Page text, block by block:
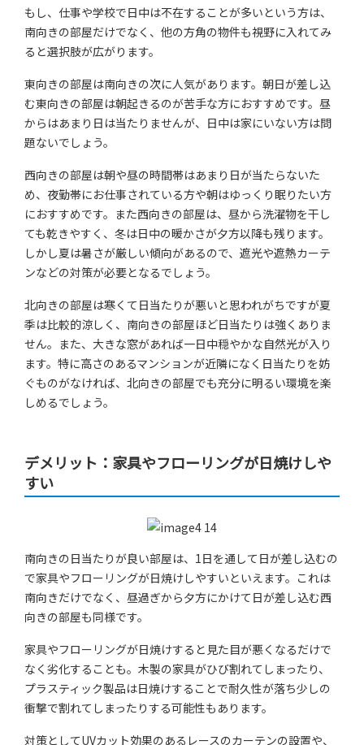
もし、仕事や学校で日中は不在することが多いという方は、
南向きの部屋だけでなく、他の方角の物件も視野に入れてみ
ると選択肢が広がります。
東向きの部屋は南向きの次に人気があります。朝日が差し込
む東向きの部屋は朝起きるのが苦手な方におすすめです。昼
からはあまり日は当たりませんが、日中は家にいない方は問
題ないでしょう。
西向きの部屋は朝や昼の時間帯はあまり日が当たらないた
め、夜勤帯にお仕事されている方や朝はゆっくり眠りたい方
におすすめです。また西向きの部屋は、昼から洗濯物を干し
ても乾きやすく、冬は日中の暖かさが夕方以降も残ります。
しかし夏は暑さが厳しい傾向があるので、遮光や遮熱カーテ
ンなどの対策が必要となるでしょう。
北向きの部屋は寒くて日当たりが悪いと思われがちですが夏
季は比較的涼しく、南向きの部屋ほど日当たりは強くありま
せん。また、大きな窓があれば一日中穏やかな自然光が入り
ます。特に高さのあるマンションが近隣になく日当たりを妨
ぐものがなければ、北向きの部屋でも充分に明るい環境を楽
しめるでしょう。
デメリット：家具やフローリングが日焼けしや
すい
南向きの日当たりが良い部屋は、1日を通して日が差し込むの
で家具やフローリングが日焼けしやすいといえます。これは
南向きだけでなく、昼過ぎから夕方にかけて日が差し込む西
向きの部屋も同様です。
家具やフローリングが日焼けすると見た目が悪くなるだけで
なく劣化することも。木製の家具がひび割れてしまったり、
プラスティック製品は日焼けすることで耐久性が落ち少しの
衝撃で割れてしまったりする可能性もあります。
対策としてUVカット効果のあるレースのカーテンの設置や、